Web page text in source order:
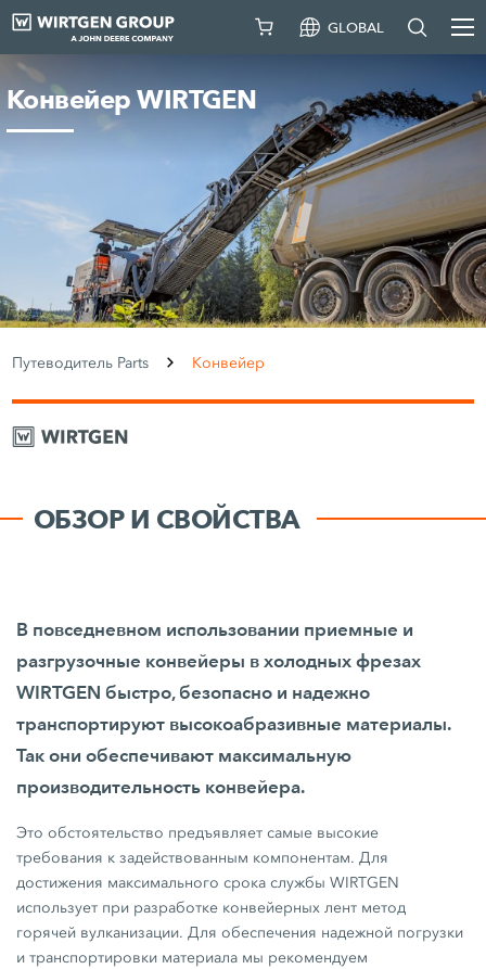
GLOBAL
Конвейер WIRTGEN
Путеводитель Parts Конвейер
ОБЗОР И СВОЙСТВА
В повседневном использовании приемные и
разгрузочные конвейеры в холодных фрезах
WIRTGEN быстро, безопасно и надежно
транспортируют высокоабразивные материалы.
Так они обеспечивают максимальную
производительность конвейера.
Это обстоятельство предъявляет самые высокие
требования к задействованным компонентам. Для
достижения максимального срока службы WIRTGEN
использует при разработке конвейерных лент метод
горячей вулканизации. Для обеспечения надежной погрузки
и транспортировки материала мы рекомендуем